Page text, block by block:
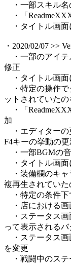
・一部スキル名
・「
・タイトル画面
・2020/02/07 >>
・一部のアイテ
修正
・タイトル画面
・特定の操作で
ットされていたの
・「
加
・エディターの
F4キーの挙動の更
・一部BGMの
・タイトル画面
・装備欄のキャ
複再生されていた
・特定の条件下
・店における画
・ステータス画
って表示されるバ
・ステータス画
を変更
・戦闘中のステ